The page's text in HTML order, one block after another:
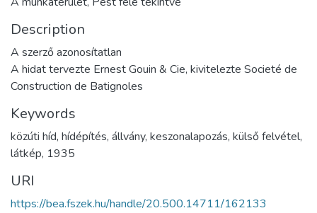
Description
A szerző azonosítatlan
A hidat tervezte Ernest Gouin & Cie, kivitelezte Societé de
Construction de Batignoles
Keywords
közúti híd, hídépítés, állvány, keszonalapozás, külső felvétel,
látkép, 1935
URI
https://bea.fszek.hu/handle/20.500.14711/162133